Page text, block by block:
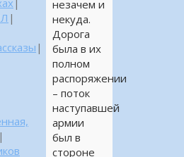
незачем и
некуда.
Дорога
была в их
полном
распоряжении
– поток
наступавшей
армии
был в
стороне
|
|
|